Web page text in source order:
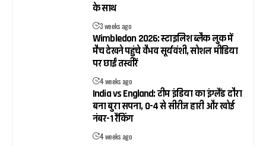
के साथ
3 weeks ago
Wimbledon 2026: स्टाइलिश ब्लैक लुक में
मैच देखने पहुंचे वैभव सूर्यवंशी, सोशल मीडिया
पर छाईं तस्वीरें
4 weeks ago
India vs England: टीम इंडिया का इंग्लैंड दौरा
बना बुरा सपना, 0-4 से सीरीज हारी और खोई
नंबर-1 रैंकिंग
4 weeks ago